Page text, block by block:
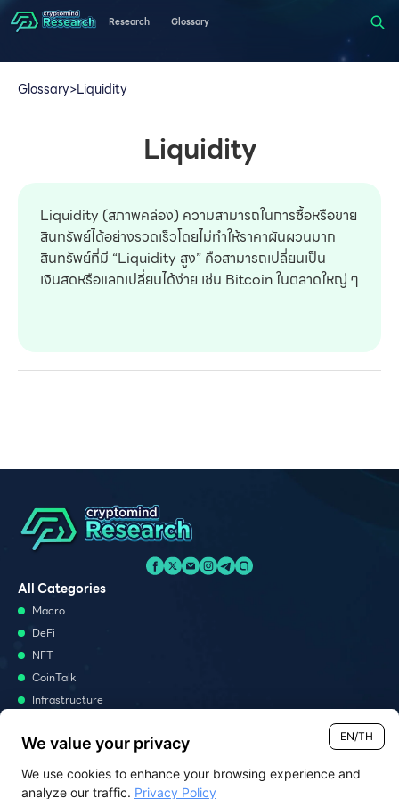
Research Glossary
Glossary>Liquidity
Liquidity
Liquidity (สภาพคล่อง) ความสามารถในการซื้อหรือขาย
สินทรัพย์ได้อย่างรวดเร็วโดยไม่ทำให้ราคาผันผวนมาก
สินทรัพย์ที่มี “Liquidity สูง” คือสามารถเปลี่ยนเป็น
เงินสดหรือแลกเปลี่ยนได้ง่าย เช่น Bitcoin ในตลาดใหญ่ ๆ
All Categories
Macro
DeFi
NFT
CoinTalk
Infrastructure
Podcast
Monthly Report
EN/TH
We value your privacy
We use cookies to enhance your browsing experience and
analyze our traffic. Privacy Policy